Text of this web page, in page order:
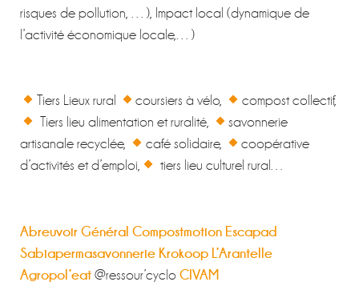
risques de pollution, …), Impact local (dynamique de
l’activité économique locale,…)
Tiers Lieux rural coursiers à vélo,
compost collectif,
Tiers lieu alimentation et ruralité,
savonnerie
artisanale recyclée,
café solidaire,
coopérative
d’activités et d’emploi,
tiers lieu culturel rural…
Abreuvoir Général Compostmotion Escapad
Sabiapermasavonnerie Krokoop L’Arantelle
Agropol’eat @ressour’cyclo CIVAM